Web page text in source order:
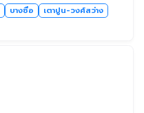
บางซื่อ
เตาปูน-วงศ์สว่าง